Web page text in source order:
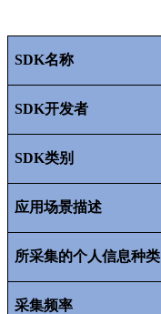
SDK名称
SDK开发者
SDK类别
应用场景描述
所采集的个人信息种类
采集频率